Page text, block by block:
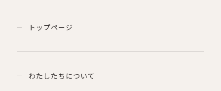
トップページ
わたしたちについて